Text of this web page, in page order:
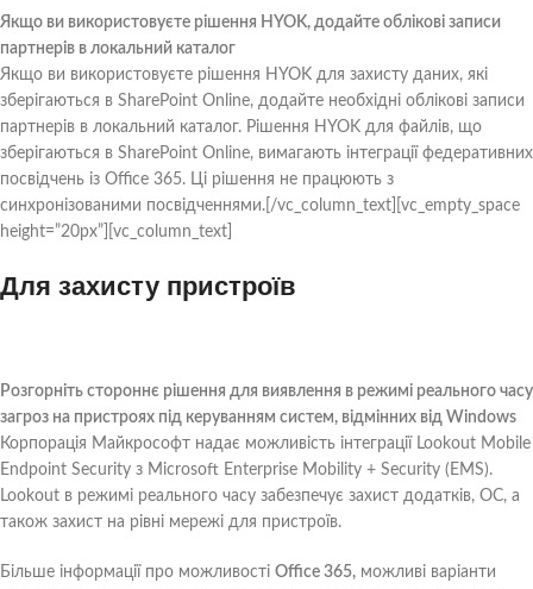
Якщо ви використовуєте рішення HYOK, додайте облікові записи
партнерів в локальний каталог
Якщо ви використовуєте рішення HYOK для захисту даних, які
зберігаються в SharePoint Online, додайте необхідні облікові записи
партнерів в локальний каталог. Рішення HYOK для файлів, що
зберігаються в SharePoint Online, вимагають інтеграції федеративних
посвідчень із Office 365. Ці рішення не працюють з
синхронізованими посвідченнями.[/vc_column_text][vc_empty_space
height=”20px”][vc_column_text]
Для захисту пристроїв
Розгорніть стороннє рішення для виявлення в режимі реального часу
загроз на пристроях під керуванням систем, відмінних від Windows
Корпорація Майкрософт надає можливість інтеграції Lookout Mobile
Endpoint Security з Microsoft Enterprise Mobility + Security (EMS).
Lookout в режимі реального часу забезпечує захист додатків, ОС, а
також захист на рівні мережі для пристроїв.
Більше інформації про можливості Office 365, можливі варіанти